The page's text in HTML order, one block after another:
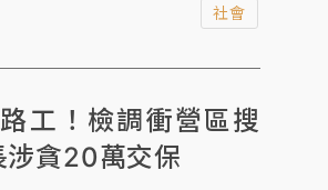
入住處行竊，因遭黃男撞見
社會
工！檢調衝營區搜
貪20萬交保